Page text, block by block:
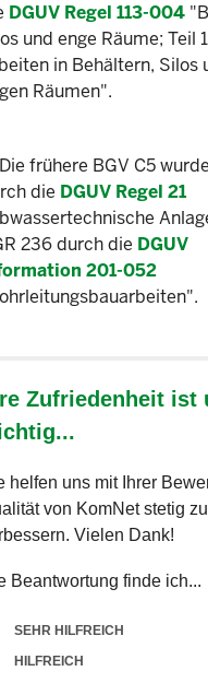
DGUV Regel 113-004
und enge Räume; Teil
in Behältern, Silos
Räumen".
frühere BGV C5
die DGUV Regel 21
236 durch die DGUV
201-052